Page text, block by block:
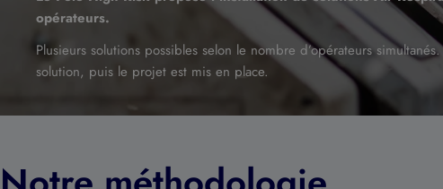
opérateurs.
Plusieurs solutions possibles selon le nombre d’opérateurs
solution, puis le projet est mis en place.